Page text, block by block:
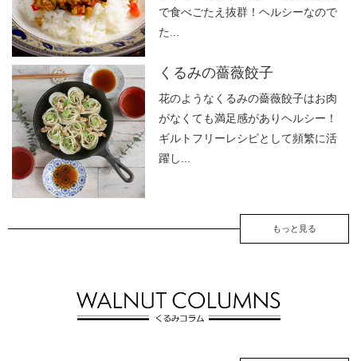
で食べごたえ抜群！ヘルシーなので
た...
くるみの薔薇餃子
花のようなくるみの薔薇餃子はお肉
がなくても満足感がありヘルシー！
ギルトフリーレシピとして頻繁に活
躍し...
もっと見る